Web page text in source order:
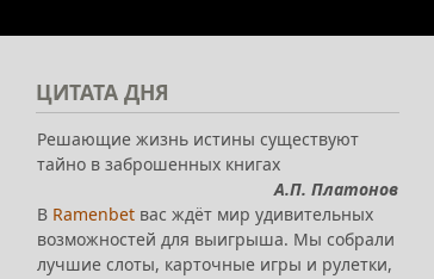
ЦИТАТА ДНЯ
Решающие жизнь истины существуют
тайно в заброшенных книгах
А.П. Платонов
В Ramenbet вас ждёт мир удивительных
возможностей для выигрыша. Мы собрали
лучшие слоты, карточные игры и рулетки,